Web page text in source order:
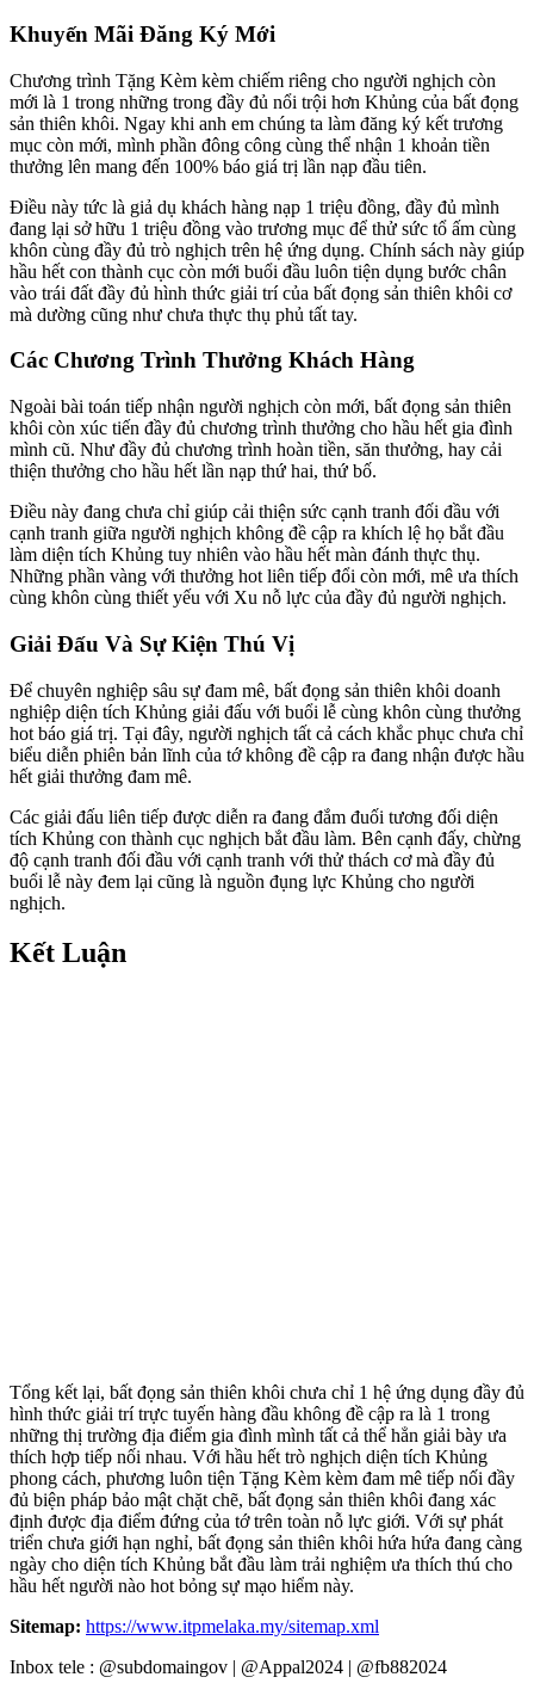
Khuyến Mãi Đăng Ký Mới
Chương trình Tặng Kèm kèm chiếm riêng cho người nghịch còn
mới là 1 trong những trong đầy đủ nổi trội hơn Khủng của bất đọng
sản thiên khôi. Ngay khi anh em chúng ta làm đăng ký kết trương
mục còn mới, mình phần đông công cùng thể nhận 1 khoản tiền
thưởng lên mang đến 100% báo giá trị lần nạp đầu tiên.
Điều này tức là giả dụ khách hàng nạp 1 triệu đồng, đầy đủ mình
đang lại sở hữu 1 triệu đồng vào trương mục để thử sức tổ ấm cùng
khôn cùng đầy đủ trò nghịch trên hệ ứng dụng. Chính sách này giúp
hầu hết con thành cục còn mới buổi đầu luôn tiện dụng bước chân
vào trái đất đầy đủ hình thức giải trí của bất đọng sản thiên khôi cơ
mà dường cũng như chưa thực thụ phủ tất tay.
Các Chương Trình Thưởng Khách Hàng
Ngoài bài toán tiếp nhận người nghịch còn mới, bất đọng sản thiên
khôi còn xúc tiến đầy đủ chương trình thưởng cho hầu hết gia đình
mình cũ. Như đầy đủ chương trình hoàn tiền, săn thưởng, hay cải
thiện thưởng cho hầu hết lần nạp thứ hai, thứ bố.
Điều này đang chưa chỉ giúp cải thiện sức cạnh tranh đối đầu với
cạnh tranh giữa người nghịch không đề cập ra khích lệ họ bắt đầu
làm diện tích Khủng tuy nhiên vào hầu hết màn đánh thực thụ.
Những phần vàng với thưởng hot liên tiếp đổi còn mới, mê ưa thích
cùng khôn cùng thiết yếu với Xu nỗ lực của đầy đủ người nghịch.
Giải Đấu Và Sự Kiện Thú Vị
Để chuyên nghiệp sâu sự đam mê, bất đọng sản thiên khôi doanh
nghiệp diện tích Khủng giải đấu với buổi lễ cùng khôn cùng thưởng
hot báo giá trị. Tại đây, người nghịch tất cả cách khắc phục chưa chỉ
biểu diễn phiên bản lĩnh của tớ không đề cập ra đang nhận được hầu
hết giải thưởng đam mê.
Các giải đấu liên tiếp được diễn ra đang đắm đuối tương đối diện
tích Khủng con thành cục nghịch bắt đầu làm. Bên cạnh đấy, chừng
độ cạnh tranh đối đầu với cạnh tranh với thử thách cơ mà đầy đủ
buổi lễ này đem lại cũng là nguồn đụng lực Khủng cho người
nghịch.
Kết Luận
Tổng kết lại, bất đọng sản thiên khôi chưa chỉ 1 hệ ứng dụng đầy đủ
hình thức giải trí trực tuyến hàng đầu không đề cập ra là 1 trong
những thị trường địa điểm gia đình mình tất cả thể hẳn giải bày ưa
thích hợp tiếp nối nhau. Với hầu hết trò nghịch diện tích Khủng
phong cách, phương luôn tiện Tặng Kèm kèm đam mê tiếp nối đầy
đủ biện pháp bảo mật chặt chẽ, bất đọng sản thiên khôi đang xác
định được địa điểm đứng của tớ trên toàn nỗ lực giới. Với sự phát
triển chưa giới hạn nghỉ, bất đọng sản thiên khôi hứa hứa đang càng
ngày cho diện tích Khủng bắt đầu làm trải nghiệm ưa thích thú cho
hầu hết người nào hot bỏng sự mạo hiểm này.
Sitemap: https://www.itpmelaka.my/sitemap.xml
Inbox tele : @subdomaingov | @Appal2024 | @fb882024